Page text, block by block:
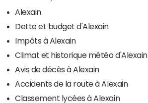
Alexain
Dette et budget d'Alexain
Impôts à Alexain
Climat et historique météo d'Alexain
Avis de décès à Alexain
Accidents de la route à Alexain
Classement lycées à Alexain